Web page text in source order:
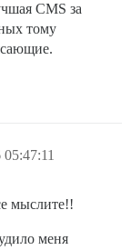
CMS за
тому
мыслите!!
меня